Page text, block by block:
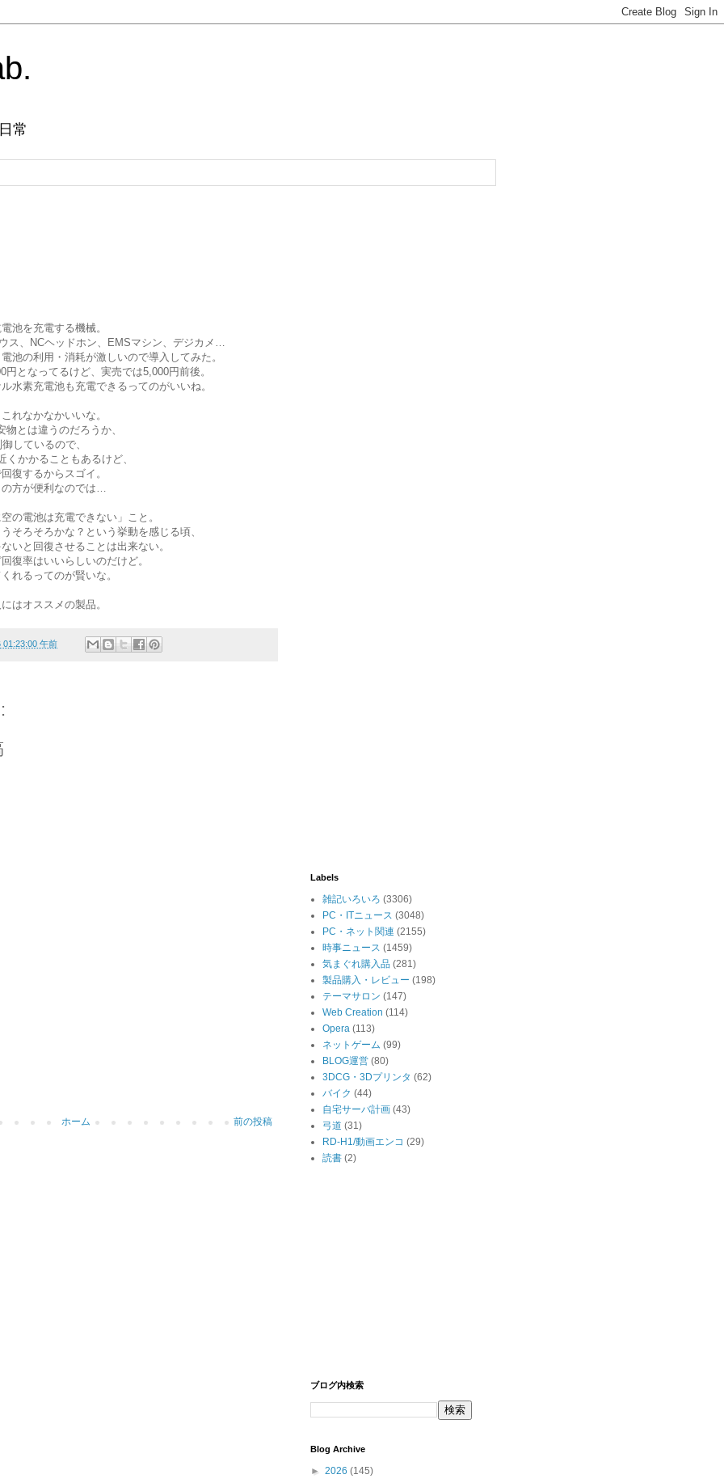
常
池を充電する機械。
ス、NCヘッドホン、EMSマシン、デジカメ…
池の利用・消耗が激しいので導入してみた。
となってるけど、実売では5,000円前後。
水素充電池も充電できるってのがいいね。
れなかなかいいな。
とは違うのだろうか、
しているので、
かかることもあるけど、
復するからスゴイ。
方が便利なのでは…
の電池は充電できない」こと。
そろそろかな？という挙動を感じる頃、
いと回復させることは出来ない。
復率はいいらしいのだけど。
れるってのが賢いな。
はオススメの製品。
01:23:00 午前
前の投稿
ホーム
Labels
雑記いろいろ (3306)
PC・ITニュース (3048)
PC・ネット関連 (2155)
時事ニュース (1459)
気まぐれ購入品 (281)
製品購入・レビュー (198)
テーマサロン (147)
Web Creation (114)
Opera (113)
ネットゲーム (99)
BLOG運営 (80)
3DCG・3Dプリンタ (62)
バイク (44)
自宅サーバ計画 (43)
弓道 (31)
RD-H1/動画エンコ (29)
読書 (2)
ブログ内検索
Blog Archive
► 2026 (145)